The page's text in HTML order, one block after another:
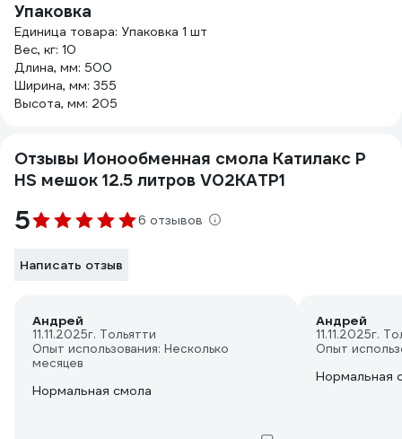
Упаковка
Единица товара: Упаковка 1 шт
Вес, кг: 10
Длина, мм: 500
Ширина, мм: 355
Высота, мм: 205
Отзывы Ионообменная смола Катилакс P
HS мешок 12.5 литров V02KATP1
5 6 отзывов
Написать отзыв
Андрей
11.11.2025г. Тольятти
Опыт использования: Несколько
месяцев
Нормальная смола
Андрей
11.11.2025г.
Опыт
Нормальная